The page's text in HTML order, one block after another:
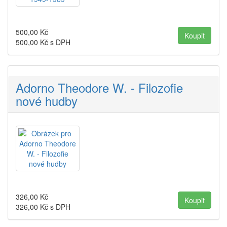
500,00 Kč
500,00 Kč s DPH
Adorno Theodore W. - Filozofie
nové hudby
326,00 Kč
326,00 Kč s DPH